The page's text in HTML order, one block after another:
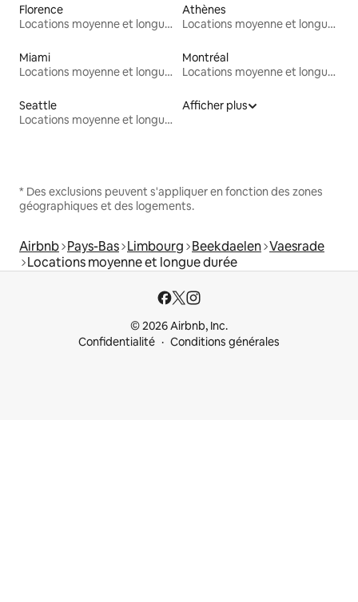
Florence
Locations moyenne et longue durée
Athènes
Locations moyenne et longue durée
Miami
Locations moyenne et longue durée
Montréal
Locations moyenne et longue durée
Seattle
Locations moyenne et longue durée
Afficher plus
* Des exclusions peuvent s'appliquer en fonction des zones
géographiques et des logements.
Airbnb Pays-Bas Limbourg Beekdaelen Vaesrade
Locations moyenne et longue durée
© 2026 Airbnb, Inc.
Confidentialité
Conditions générales